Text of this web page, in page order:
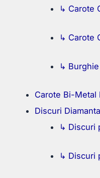
↳ Carote
↳ Carote
↳
Carote Bi-Metal
Discuri
↳ Discuri
↳ Discuri